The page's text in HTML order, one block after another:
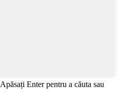
Apăsați Enter pentru a căuta sau